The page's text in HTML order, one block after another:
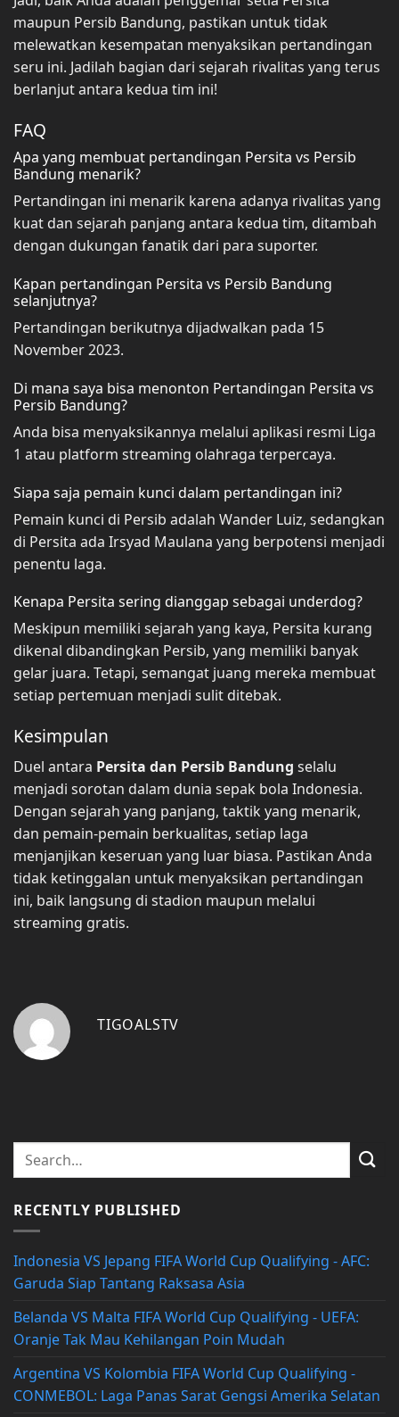
maupun Persib Bandung, pastikan untuk tidak
melewatkan kesempatan menyaksikan pertandingan
seru ini. Jadilah bagian dari sejarah rivalitas yang terus
berlanjut antara kedua tim ini!
FAQ
Apa yang membuat pertandingan Persita vs Persib
Bandung menarik?
Pertandingan ini menarik karena adanya rivalitas yang
kuat dan sejarah panjang antara kedua tim, ditambah
dengan dukungan fanatik dari para suporter.
Kapan pertandingan Persita vs Persib Bandung
selanjutnya?
Pertandingan berikutnya dijadwalkan pada 15
November 2023.
Di mana saya bisa menonton Pertandingan Persita vs
Persib Bandung?
Anda bisa menyaksikannya melalui aplikasi resmi Liga
1 atau platform streaming olahraga terpercaya.
Siapa saja pemain kunci dalam pertandingan ini?
Pemain kunci di Persib adalah Wander Luiz, sedangkan
di Persita ada Irsyad Maulana yang berpotensi menjadi
penentu laga.
Kenapa Persita sering dianggap sebagai underdog?
Meskipun memiliki sejarah yang kaya, Persita kurang
dikenal dibandingkan Persib, yang memiliki banyak
gelar juara. Tetapi, semangat juang mereka membuat
setiap pertemuan menjadi sulit ditebak.
Kesimpulan
Duel antara Persita dan Persib Bandung selalu
menjadi sorotan dalam dunia sepak bola Indonesia.
Dengan sejarah yang panjang, taktik yang menarik,
dan pemain-pemain berkualitas, setiap laga
menjanjikan keseruan yang luar biasa. Pastikan Anda
tidak ketinggalan untuk menyaksikan pertandingan
ini, baik langsung di stadion maupun melalui
streaming gratis.
TIGOALSTV
RECENTLY PUBLISHED
Indonesia VS Jepang FIFA World Cup Qualifying - AFC:
Garuda Siap Tantang Raksasa Asia
Belanda VS Malta FIFA World Cup Qualifying - UEFA:
Oranje Tak Mau Kehilangan Poin Mudah
Argentina VS Kolombia FIFA World Cup Qualifying -
CONMEBOL: Laga Panas Sarat Gengsi Amerika Selatan